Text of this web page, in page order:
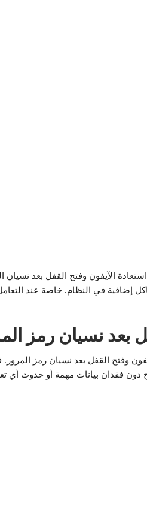
الآيفون وفتح القفل بعد
بعد نسيان رمز
وفتح القفل بعد نسيان رمز
دون فقدان بيانات مهمة أو حدوث أي